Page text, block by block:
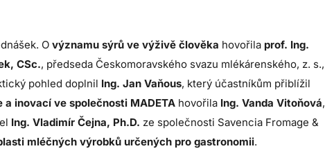
O významu sýrů ve výživě člověka hovořila prof. Ing.
CSc., předseda Českomoravského svazu mlékárenského, z. s.,
pohled doplnil Ing. Jan Vaňous, který účastníkům přiblížil
a inovací ve společnosti MADETA hovořila Ing. Vanda Vitoňová,
Ing. Vladimír Čejna, Ph.D. ze společnosti Savencia Fromage &
mléčných výrobků určených pro gastronomii.